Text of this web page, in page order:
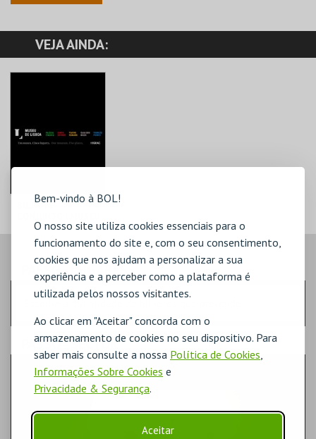
Bem-vindo à BOL!
O nosso site utiliza cookies essenciais para o
funcionamento do site e, com o seu consentimento,
cookies que nos ajudam a personalizar a sua
experiência e a perceber como a plataforma é
utilizada pelos nossos visitantes.
Ao clicar em "Aceitar" concorda com o
armazenamento de cookies no seu dispositivo. Para
saber mais consulte a nossa Política de Cookies
Informações Sobre Cookies e
Privacidade & Segurança.
Aceitar
VEJA AINDA:
BILHETE
DE LISBOA
ML - PALÁCIO
PIMENTA
AQUISIÇÃO
MAIS INFO
COMPRAR
PASSO- LUGARES
Escolha a quantidade de bilhetes que pretende
PASSO- SECTOR
GERAL